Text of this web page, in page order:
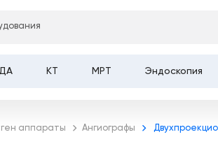
КТ МРТ Эндоскопия
аппараты Ангиографы